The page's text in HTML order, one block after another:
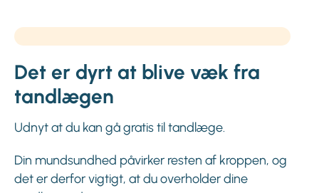
Det er dyrt at blive væk fra
tandlægen
Udnyt at du kan gå gratis til tandlæge.
Din mundsundhed påvirker resten af kroppen, og
det er derfor vigtigt, at du overholder dine